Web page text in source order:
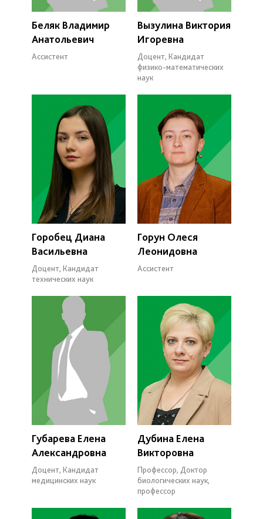
Беляк Владимир
Анатольевич
Ассистент
Вызулина Виктория
Игоревна
Доцент, Кандидат
физико-математических
наук
Горобец Диана
Васильевна
Доцент, Кандидат
технических наук
Горун Олеся
Леонидовна
Ассистент
Губарева Елена
Александровна
Доцент, Кандидат
медицинских наук
Дубина Елена
Викторовна
Профессор, Доктор
биологических наук,
профессор